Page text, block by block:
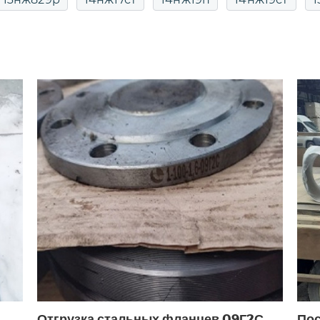
15кч18п ду20 ру16 15кч18п ду25 15кч18п ду25
15кч18п проходной 15кч18п чугунный
15кч19п ду25 ру16 15кч19п ду32
фланцевый 15кч19п чугунный фланцевый
15нж22п 15нж40п 15нж57нж
15нж65нж ду50 15нж65п34 15нж66п
15с13бк 15с13п 15с18нж 15с18нж
ду150 ру40 15с22нж ду20 15с22нж